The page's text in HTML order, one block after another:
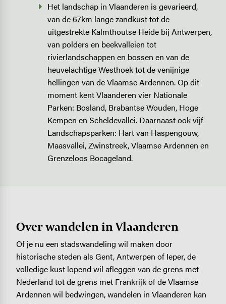
Het landschap in Vlaanderen is gevarieerd,
van de 67km lange zandkust tot de
uitgestrekte Kalmthoutse Heide bij Antwerpen,
van polders en beekvalleien tot
rivierlandschappen en bossen en van de
heuvelachtige Westhoek tot de venijnige
hellingen van de Vlaamse Ardennen. Op dit
moment kent Vlaanderen vier Nationale
Parken: Bosland, Brabantse Wouden, Hoge
Kempen en Scheldevallei. Daarnaast ook vijf
Landschapsparken: Hart van Haspengouw,
Maasvallei, Zwinstreek, Vlaamse Ardennen en
Grenzeloos Bocageland.
Over wandelen in Vlaanderen
Of je nu een stadswandeling wil maken door
historische steden als Gent, Antwerpen of Ieper, de
volledige kust lopend wil afleggen van de grens met
Nederland tot de grens met Frankrijk of de Vlaamse
Ardennen wil bedwingen, wandelen in Vlaanderen kan